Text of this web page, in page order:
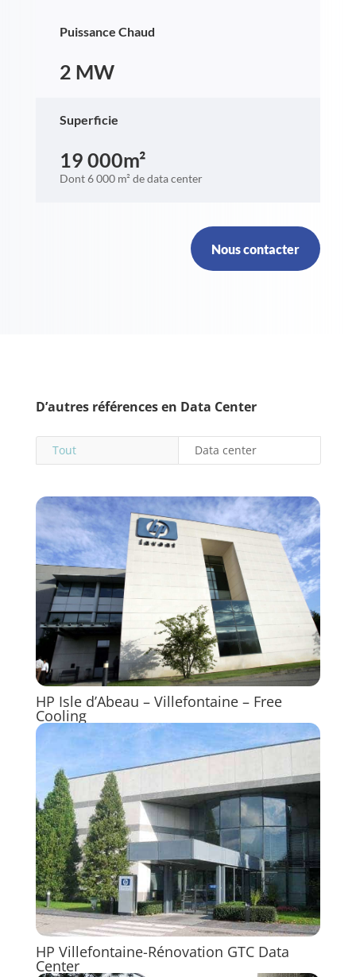
Puissance Chaud
2 MW
Superficie
19 000m²
Dont 6 000 m² de data center
Nous contacter
D’autres références en Data Center
Tout Data center
HP Isle d’Abeau – Villefontaine – Free
Cooling
HP Villefontaine-Rénovation GTC Data
Center